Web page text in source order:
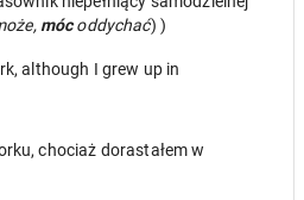
mócoddychać) )
although I grew up in
chociaż dorastałem w